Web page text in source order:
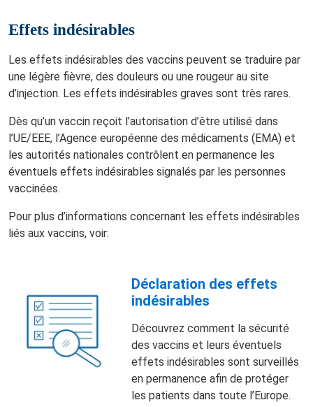
Effets indésirables
Les effets indésirables des vaccins peuvent se traduire par
une légère fièvre, des douleurs ou une rougeur au site
d’injection. Les effets indésirables graves sont très rares.
Dès qu’un vaccin reçoit l’autorisation d’être utilisé dans
l’UE/EEE, l’Agence européenne des médicaments (EMA) et
les autorités nationales contrôlent en permanence les
éventuels effets indésirables signalés par les personnes
vaccinées.
Pour plus d’informations concernant les effets indésirables
liés aux vaccins, voir:
Déclaration des effets
indésirables
Découvrez comment la sécurité
des vaccins et leurs éventuels
effets indésirables sont surveillés
en permanence afin de protéger
les patients dans toute l’Europe.